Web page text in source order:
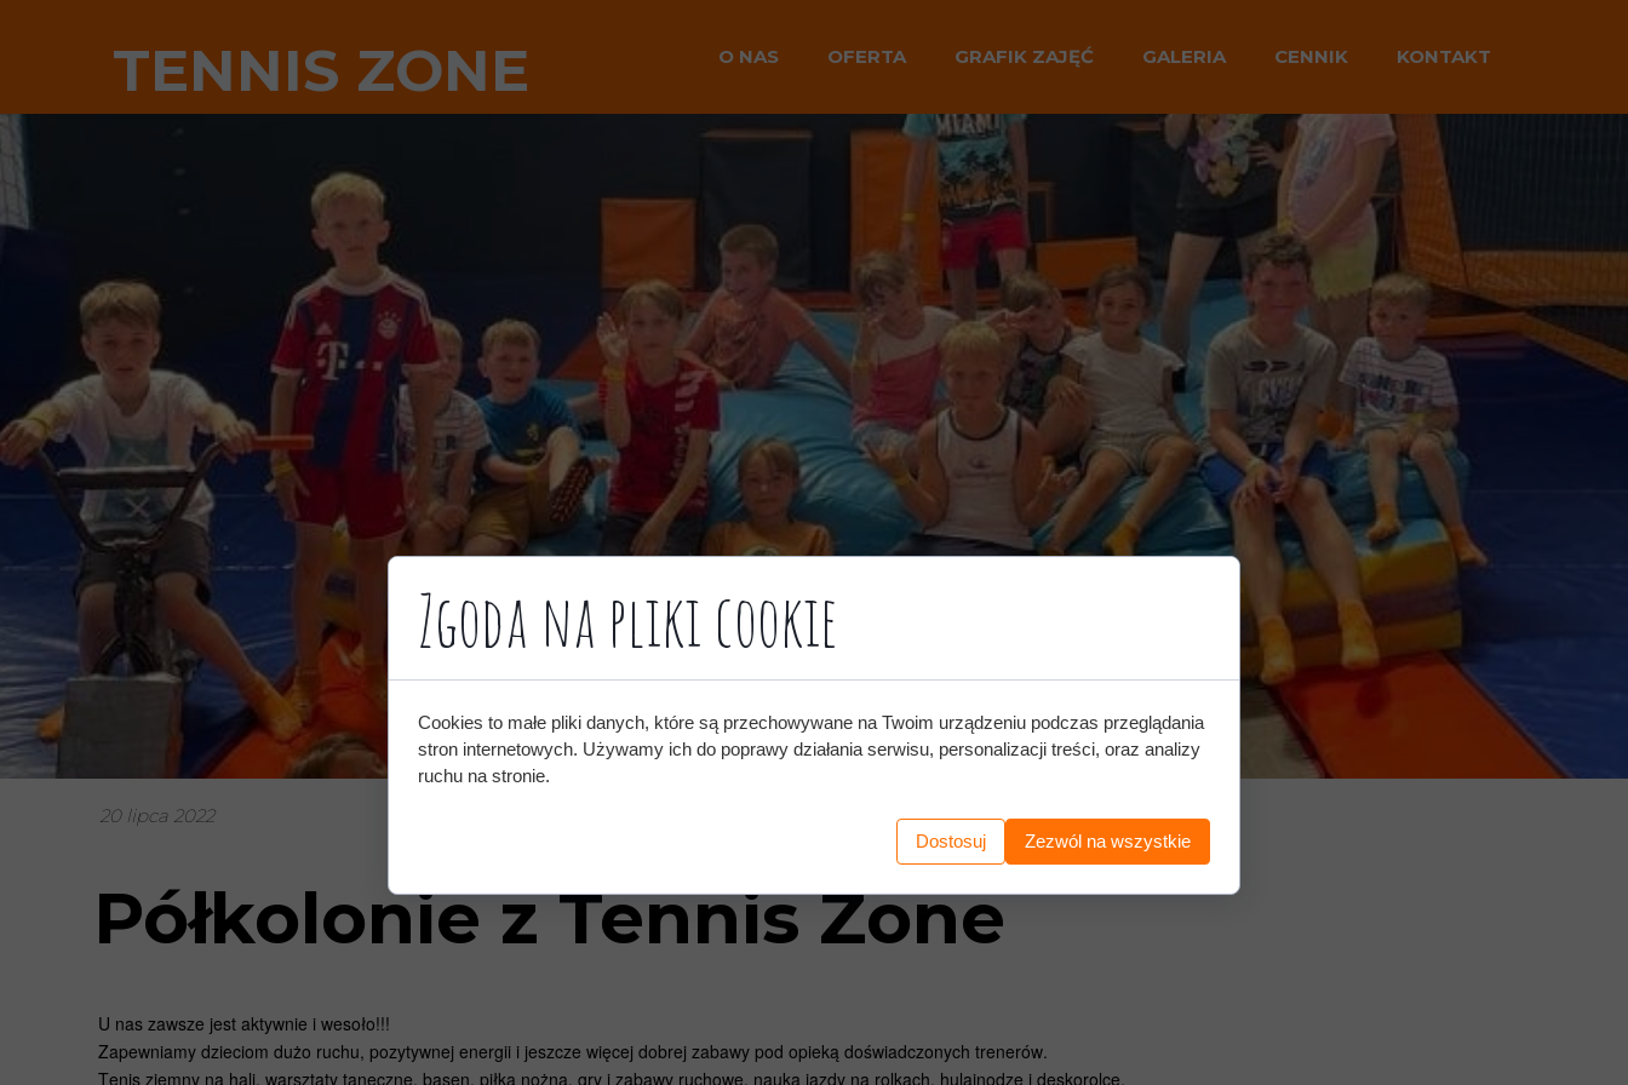
O NAS OFERTA GRAFIK ZAJĘĆ GALERIA CENNIK KONTAKT
TENNIS ZONE
20 lipca 2022
Półkolonie z Tennis Zone
U nas zawsze jest aktywnie i wesoło!!!
Zapewniamy dzieciom dużo ruchu, pozytywnej energii i jeszcze więcej dobrej zabawy pod opieką doświadczonych trenerów.
Tenis ziemny na hali, warsztaty taneczne, basen, piłka nożna, gry i zabawy ruchowe, nauka jazdy na rolkach, hulajnodze i deskorolce.
Zgoda na pliki cookie
Cookies to małe pliki danych, które są przechowywane na Twoim urządzeniu podczas przeglądania
stron internetowych. Używamy ich do poprawy działania serwisu, personalizacji treści, oraz analizy
ruchu na stronie.
Dostosuj Zezwól na wszystkie